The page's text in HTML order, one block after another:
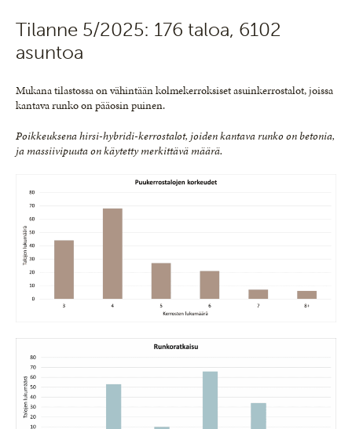
Tilanne 5/2025: 176 taloa, 6102
asuntoa
Mukana tilastossa on vähintään kolmekerroksiset asuinkerrostalot, joissa
kantava runko on pääosin puinen.
Poikkeuksena hirsi-hybridi-kerrostalot, joiden kantava runko on betonia,
ja massiivipuuta on käytetty merkittävä määrä.